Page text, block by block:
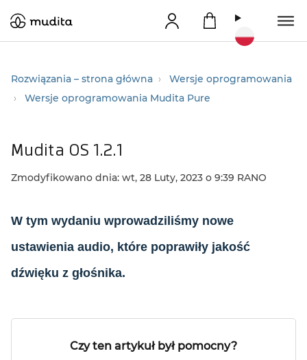
Rozwiązania – strona główna
Wersje oprogramowania
Wersje oprogramowania Mudita Pure
Mudita OS 1.2.1
Zmodyfikowano dnia: wt, 28 Luty, 2023 o 9:39 RANO
W tym wydaniu wprowadziliśmy nowe
ustawienia audio, które poprawiły jakość
dźwięku z głośnika.
Czy ten artykuł był pomocny?